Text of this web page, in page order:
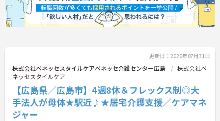
更新日：2026年07月31日
株式会社ベネッセスタイルケアベネッセ介護センター広島
株式会社ベ
ネッセスタイルケア
【広島県／広島市】4週8休＆フレックス制◎大
手法人が母体★駅近♪★居宅介護支援／ケアマネ
ジャー